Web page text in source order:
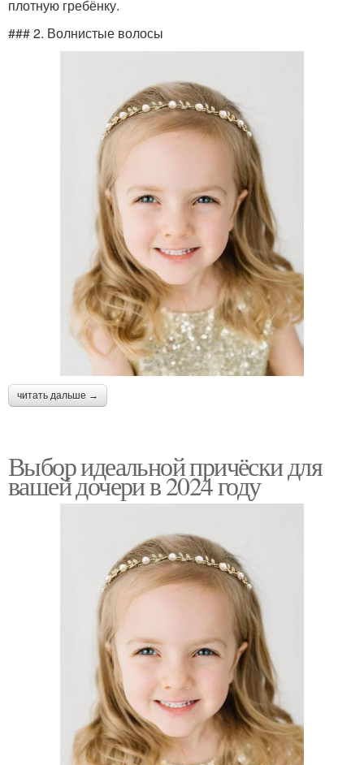
плотную гребёнку.
### 2. Волнистые волосы
читать дальше →
Выбор идеальной причёски для
вашей дочери в 2024 году